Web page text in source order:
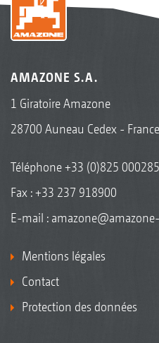
AMAZONE S.A.
1 Giratoire Amazone
28700 Auneau Cedex - France
Téléphone+33 (0)825 000285
Fax : +33 237 918900
E-mail :
Mentions légales
Contact
Protection des données